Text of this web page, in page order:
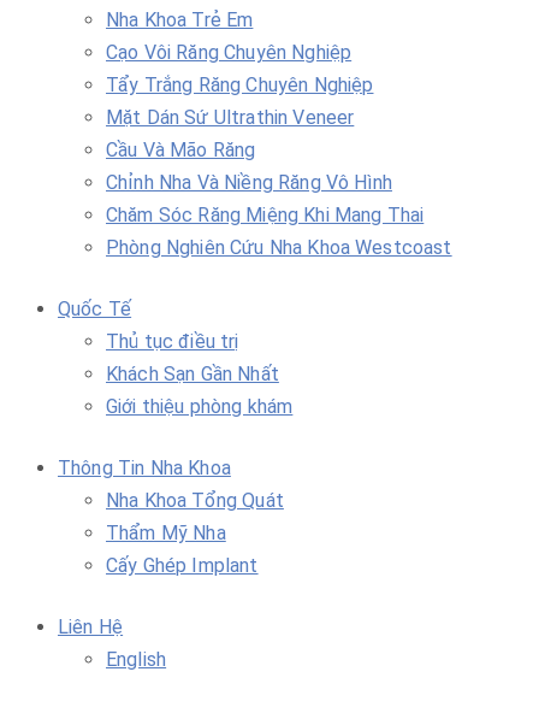
Nha Khoa Trẻ Em
Cạo Vôi Răng Chuyên Nghiệp
Tẩy Trắng Răng Chuyên Nghiệp
Mặt Dán Sứ Ultrathin Veneer
Cầu Và Mão Răng
Chỉnh Nha Và Niềng Răng Vô Hình
Chăm Sóc Răng Miệng Khi Mang Thai
Phòng Nghiên Cứu Nha Khoa Westcoast
Quốc Tế
Thủ tục điều trị
Khách Sạn Gần Nhất
Giới thiệu phòng khám
Thông Tin Nha Khoa
Nha Khoa Tổng Quát
Thẩm Mỹ Nha
Cấy Ghép Implant
Liên Hệ
English